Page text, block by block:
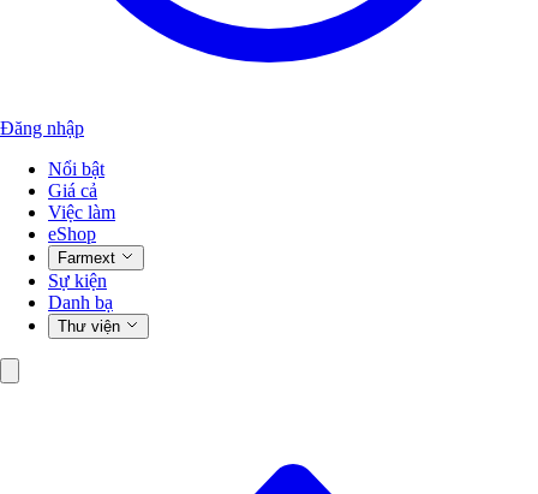
Đăng nhập
Nổi bật
Giá cả
Việc làm
eShop
Farmext
Sự kiện
Danh bạ
Thư viện